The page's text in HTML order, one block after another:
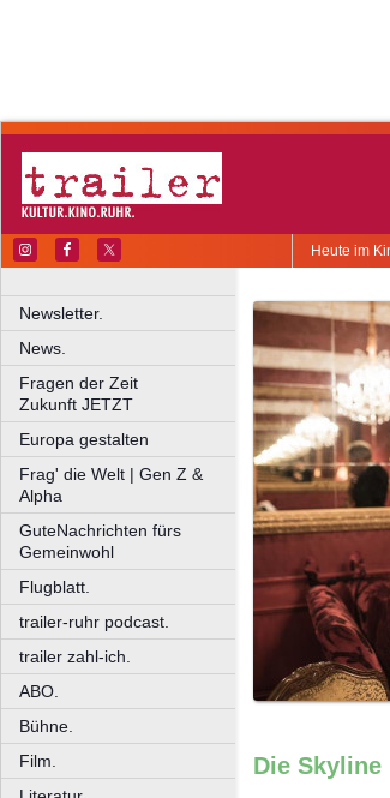
Heute im
Newsletter.
News.
Fragen der Zeit
Zukunft JETZT
Europa gestalten
Frag' die Welt | Gen Z &
Alpha
GuteNachrichten fürs
Gemeinwohl
Flugblatt.
trailer-ruhr podcast.
trailer zahl-ich.
ABO.
Bühne.
Film.
Die